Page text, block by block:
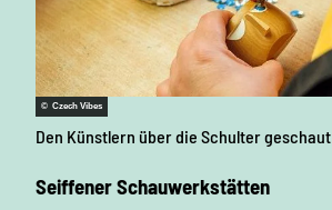
© Czech Vibes
Den Künstlern über die Schulter geschaut
Seiffener Schauwerkstätten